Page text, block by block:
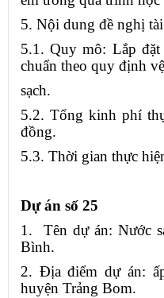
5. Nội dung đề nghị
5.1. Quy mô: Lắp
chuẩn theo quy định
sạch.
5.2. Tổng kinh phí
đồng.
5.3. Thời gian thực
Dự án số 25
1. Tên dự án: Nước
Bình.
2. Địa điểm dự án:
huyện Trảng Bom.